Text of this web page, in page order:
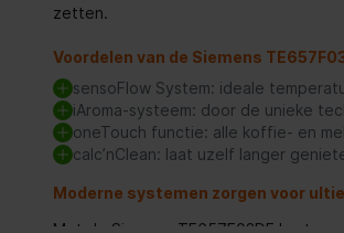
zetten.
Voordelen van de Siemens
sensoFlow System: ideale
iAroma-systeem: door de unieke
oneTouch functie: alle koffie- en
calc’nClean: laat uzelf langer
Moderne systemen zorgen voor
Met de Siemens TE657F03DE kunt u